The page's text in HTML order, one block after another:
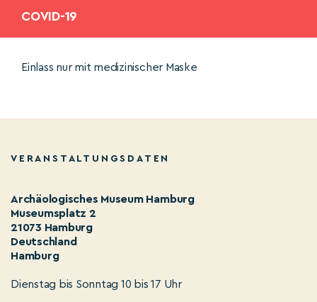
COVID-19
Einlass nur mit medizinischer Maske
VERANSTALTUNGSDATEN
Archäologisches Museum Hamburg
Museumsplatz 2
21073 Hamburg
Deutschland
Hamburg
Dienstag bis Sonntag 10 bis 17 Uhr